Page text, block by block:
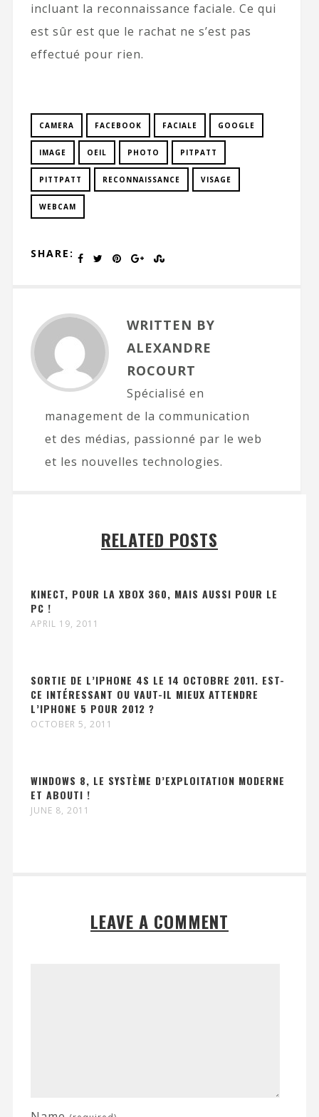
incluant la reconnaissance faciale. Ce qui
est sûr est que le rachat ne s’est pas
effectué pour rien.
CAMERA FACEBOOK FACIALE GOOGLE
IMAGE OEIL PHOTO PITPATT
PITTPATT RECONNAISSANCE VISAGE
WEBCAM
SHARE:
WRITTEN BY
ALEXANDRE
ROCOURT
Spécialisé en
management de la communication
et des médias, passionné par le web
et les nouvelles technologies.
RELATED POSTS
KINECT, POUR LA XBOX 360, MAIS AUSSI POUR LE
PC !
APRIL 19, 2011
SORTIE DE L’IPHONE 4S LE 14 OCTOBRE 2011. EST-
CE INTÉRESSANT OU VAUT-IL MIEUX ATTENDRE
L’IPHONE 5 POUR 2012 ?
OCTOBER 5, 2011
WINDOWS 8, LE SYSTÈME D’EXPLOITATION MODERNE
ET ABOUTI !
JUNE 8, 2011
LEAVE A COMMENT